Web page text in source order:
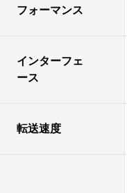
フォーマンス
インターフェ
ース
転送速度